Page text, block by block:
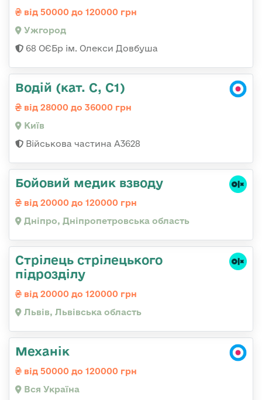
від 50000 до 120000 грн
Ужгород
68 ОЄБр ім. Олекси Довбуша
Водій (кат. С, С1)
від 28000 до 36000 грн
Київ
Військова частина А3628
Бойовий медик взводу
від 20000 до 120000 грн
Дніпро, Дніпропетровська область
Стрілець стрілецького
підрозділу
від 20000 до 120000 грн
Львів, Львівська область
Механік
від 50000 до 120000 грн
Вся Україна